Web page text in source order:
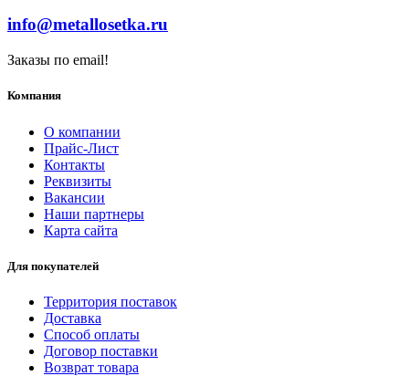
info@metallosetka.ru
Заказы по email!
Компания
О компании
Прайс-Лист
Контакты
Реквизиты
Вакансии
Наши партнеры
Карта сайта
Для покупателей
Территория поставок
Доставка
Способ оплаты
Договор поставки
Возврат товара